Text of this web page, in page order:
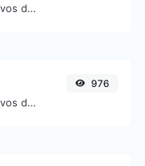
Converta facilmente arquivos de imagem PNG para BMP.
Converta facilmente arquivos de imagem GIF para JPG.
976